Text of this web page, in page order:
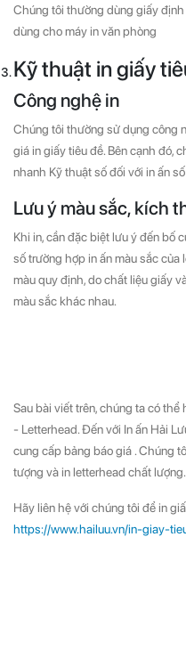
Chúng tôi thường dùng giấy
dùng cho máy in văn phòng
Kỹ thuật in giấy
Công nghệ in
Chúng tôi thường sử dụng công
giá in giấy tiêu đề. Bên cạnh đó,
nhanh Kỹ thuật số đối với in ấn
Lưu ý màu sắc, kích
Khi in, cần đặc biệt lưu ý đến bố
số trường hợp in ấn màu sắc
màu quy định, do chất liệu giấy
màu sắc khác nhau.
Sau bài viết trên, chúng ta có
- Letterhead. Đến với In ấn Hải
cung cấp bảng báo giá . Chúng
tượng và in letterhead chất lượng.
Hãy liên hệ với chúng tôi để in
https://www.hailuu.vn/in-giay-